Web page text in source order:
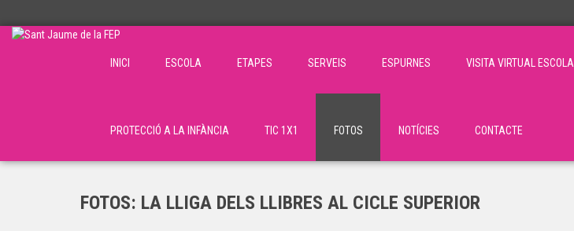
INICI ESCOLA ETAPES SERVEIS ESPURNES VISITA VIRTUAL ESCOLA
PROTECCIÓ A LA INFÀNCIA TIC 1X1 FOTOS NOTÍCIES CONTACTE
FOTOS: LA LLIGA DELS LLIBRES AL CICLE SUPERIOR